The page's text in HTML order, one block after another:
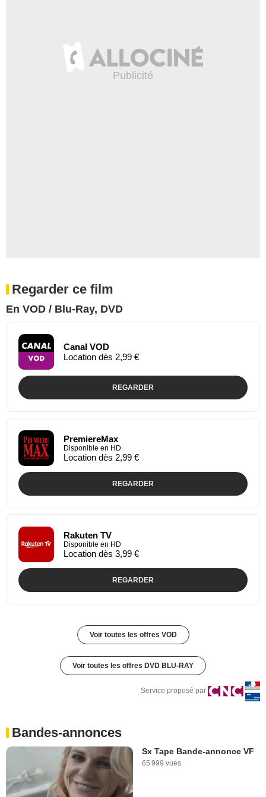
Regarder ce film
En VOD / Blu-Ray, DVD
Canal VOD
Location dès 2,99 €
REGARDER
PremiereMax
Disponible en HD
Location dès 2,99 €
REGARDER
Rakuten TV
Disponible en HD
Location dès 3,99 €
REGARDER
Voir toutes les offres VOD
Voir toutes les offres DVD BLU-RAY
Service proposé par
Bandes-annonces
Sx Tape Bande-annonce VF
65 999 vues